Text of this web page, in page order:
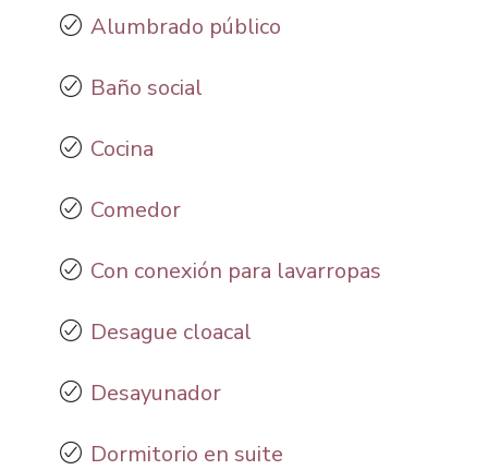
Alumbrado público
Baño social
Cocina
Comedor
Con conexión para lavarropas
Desague cloacal
Desayunador
Dormitorio en suite